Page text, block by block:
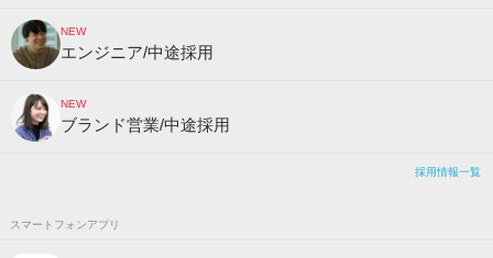
NEW
エンジニア/中途採用
NEW
ブランド営業/中途採用
採用情報一覧
スマートフォンアプリ